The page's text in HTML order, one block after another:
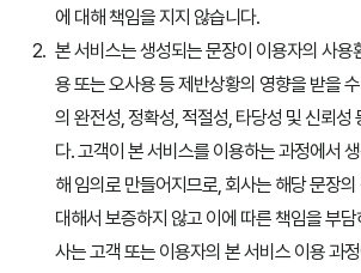
에 대해 책임을 지지 않습니다.
본 서비스는 생성되는 문장이 이용자의 사용
용 또는 오사용 등 제반상황의 영향을 받을
의 완전성, 정확성, 적절성, 타당성 및 신뢰성
다. 고객이 본 서비스를 이용하는 과정에서
해 임의로 만들어지므로, 회사는 해당 문장
대해서 보증하지 않고 이에 따른 책임을 부담
사는 고객 또는 이용자의 본 서비스 이용 과